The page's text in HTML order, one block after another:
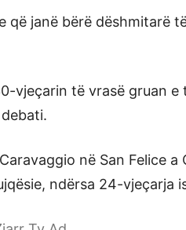
janë bërë dëshmitarë
vjeçarin të vrasë gruan e
në San Felice a
ndërsa 24-vjeçarja